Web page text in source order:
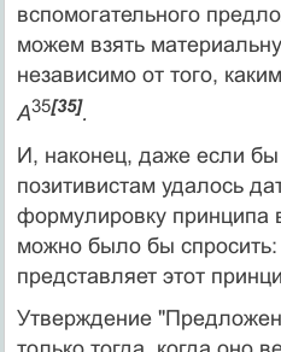
вспомогательного
можем взять
независимо от того,
А35[35].
И, наконец, даже если бы
позитивистам удалось
формулировку принципа
мож­но было бы спросить:
представляет этот
Утверждение